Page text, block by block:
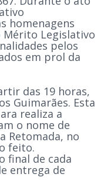
homenagens
Mérito Legislativo
pelos
em prol da
das 19 horas,
Guimarães. Esta
realiza a
o nome de
Retomada, no
feito.
final de cada
entrega de